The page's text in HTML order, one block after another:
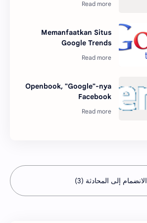
Memanfaatkan Situs
Google Trends
Openbook, "Google"-nya
Facebook
الانضمام إلى المحادثة (3)